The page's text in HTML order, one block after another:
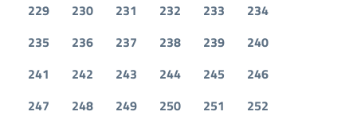
229
230 231 232 233
234
235
236 237 238 239
240
241
242 243 244 245
246
247
248 249 250 251
252